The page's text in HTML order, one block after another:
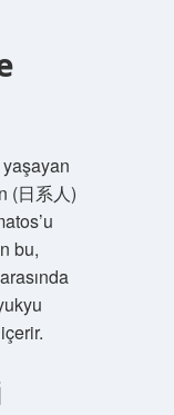
yaşayan
(日系人)
bu,